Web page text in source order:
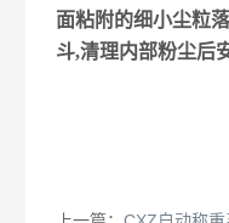
面粘附的细小尘粒
斗,清理内部粉尘后